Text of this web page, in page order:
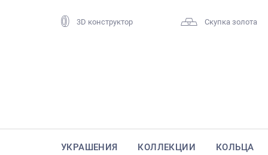
3D конструктор Скупка золота
УКРАШЕНИЯ КОЛЛЕКЦИИ КОЛЬЦА